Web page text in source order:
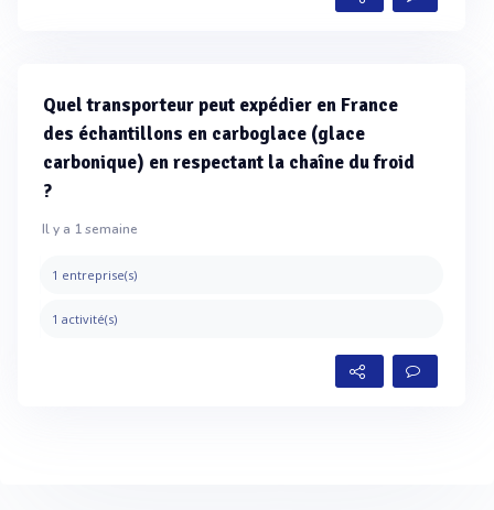
Quel transporteur peut expédier en France
des échantillons en carboglace (glace
carbonique) en respectant la chaîne du froid
?
Il y a 1 semaine
1 entreprise(s)
1 activité(s)